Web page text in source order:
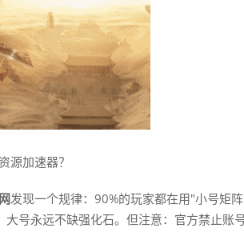
源加速器？
发现一个规律：90%的玩家都在用"小号矩
大号永远不缺强化石。但注意：官方禁止账